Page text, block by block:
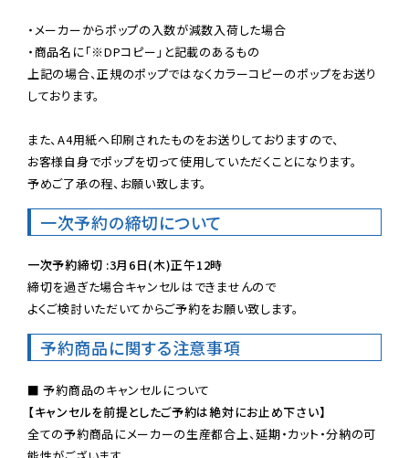
・メーカーからポップの入数が減数入荷した場合
・商品名に「※DPコピー」と記載のあるもの
上記の場合、正規のポップではなくカラーコピーのポップをお送り
しております。
また、A4用紙へ印刷されたものをお送りしておりますので、
お客様自身でポップを切って使用していただくことになります。
予めご了承の程、お願い致します。
一次予約の締切について
一次予約締切 :3月6日(木)正午12時
締切を過ぎた場合キャンセルはできませんので
よくご検討いただいてからご予約をお願い致します。
予約商品に関する注意事項
【キャンセルを前提としたご予約は絶対にお止め下さい】
全ての予約商品にメーカーの生産都合上、延期・カット・分納の可